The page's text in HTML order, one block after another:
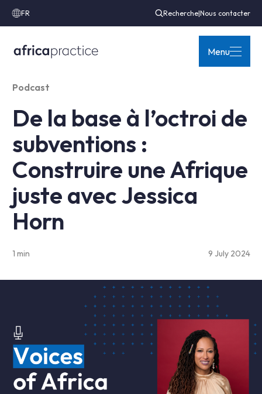
FR Recherche|Nous contacter
Menu
Podcast
De la base à l’octroi de
subventions :
Construire une Afrique
juste avec Jessica
Horn
1 min 9 July 2024